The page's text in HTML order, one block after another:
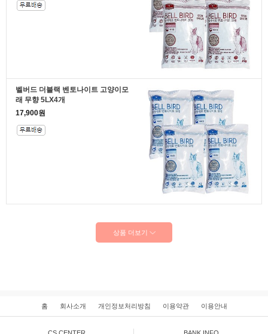
벨버드 더블랙 벤토나이트 고양이모
래 무향 5LX4개
17,900원
상품 더보기
홈 회사소개 개인정보처리방침 이용약관 이용안내